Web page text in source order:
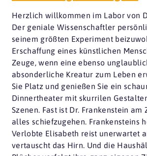
Herzlich willkommen im Labor von
Der geniale Wissenschaftler
seinem größten Experiment
Erschaffung eines künstlichen
Zeuge, wenn eine ebenso
absonderliche Kreatur zum Leben
Sie Platz und genießen Sie ein
Dinnertheater mit skurrilen
Szenen. Fast ist Dr. Frankenstein am
alles schiefzugehen. Frankensteins
Verlobte Elisabeth reist unerwartet
vertauscht das Hirn. Und die